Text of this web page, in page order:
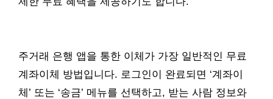
주거래 은행 앱을 통한 이체가 가장 일반적인 무료
계좌이체 방법입니다. 로그인이 완료되면 ‘계좌이
체’ 또는 ‘송금’ 메뉴를 선택하고, 받는 사람 정보와